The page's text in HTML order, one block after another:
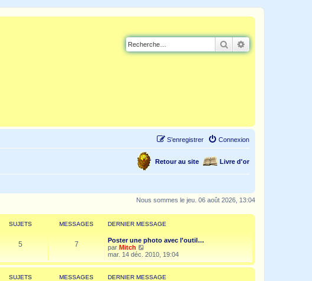
Rechercher
Connexion
S’enregistrer
Livre d'or
Retour au site
Nous sommes le jeu. 06 août 2026, 13:04
SUJETS MESSAGES DERNIER MESSAGE
5 7
Poster une photo avec l'outil…
par Mitch
o
i
r
l
mar. 14 déc. 2010, 19:04
SUJETS MESSAGES DERNIER MESSAGE